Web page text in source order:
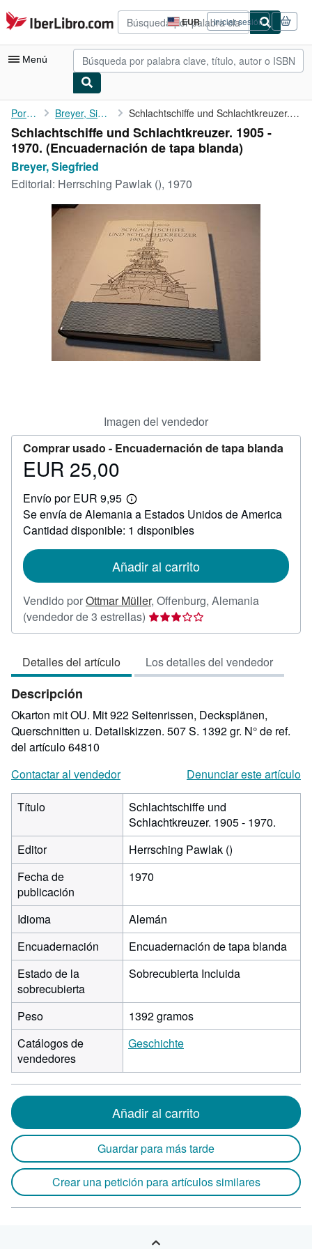
Pasar al contenido principal
IberLibro.com EUR
Preferencias
de
compra
del
Iniciar sesión
Menú
Mi cuenta
Consultar mis pedidos
Búsqueda avanzada
Colecciones
Libros antiguos
Arte y coleccionismo
Comenzar a vender
CERRAR
Portada Breyer, Siegfried Schlachtschiffe und Schlachtkreuzer. 1905 - 1970.
Schlachtschiffe und Schlachtkreuzer. 1905 -
1970. (Encuadernación de tapa blanda)
Breyer, Siegfried
Editorial: Herrsching Pawlak (), 1970
Imagen del vendedor
Comprar usado - Encuadernación de tapa blanda
Precio
25,00
EUR 25,00
Envío por EUR 9,95
Más
información
sobre
las
envío
Se envía de Alemania a Estados Unidos de America
Cantidad disponible: 1 disponibles
Añadir al carrito
Vendido porOttmar Müller, Offenburg, Alemania
(vendedor de 3 estrellas) Calificación
del
3
de
estrellas
Detalles del artículo Los detalles del vendedor
Descripción
Okarton mit OU. Mit 922 Seitenrissen, Decksplänen,
Querschnitten u. Detailskizzen. 507 S. 1392 gr. N° de ref.
del artículo 64810
Contactar al vendedor
Denunciar este artículo
Título
Schlachtschiffe und
Schlachtkreuzer. 1905 - 1970.
Editor
Herrsching Pawlak ()
Fecha de
publicación
1970
Idioma
Alemán
Encuadernación
Encuadernación de tapa blanda
Estado de la
sobrecubierta
Sobrecubierta Incluida
Peso
1392 gramos
Catálogos de
vendedores
Geschichte
Añadir al carrito
Guardar para más tarde
Crear una petición para artículos similares